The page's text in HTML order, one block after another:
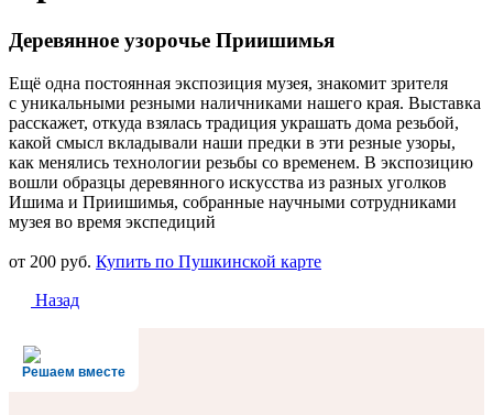
Деревянное узорочье Приишимья
Ещё одна постоянная экспозиция музея, знакомит зрителя
с уникальными резными наличниками нашего края. Выставка
расскажет, откуда взялась традиция украшать дома резьбой,
какой смысл вкладывали наши предки в эти резные узоры,
как менялись технологии резьбы со временем. В экспозицию
вошли образцы деревянного искусства из разных уголков
Ишима и Приишимья, собранные научными сотрудниками
музея во время экспедиций
от 200 руб. Купить по Пушкинской карте
Назад
Решаем вместе